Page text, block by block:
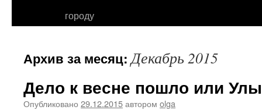
городу
Архив за месяц:Декабрь 2015
Дело к весне пошло или
Опубликовано 29.12.2015автором olga